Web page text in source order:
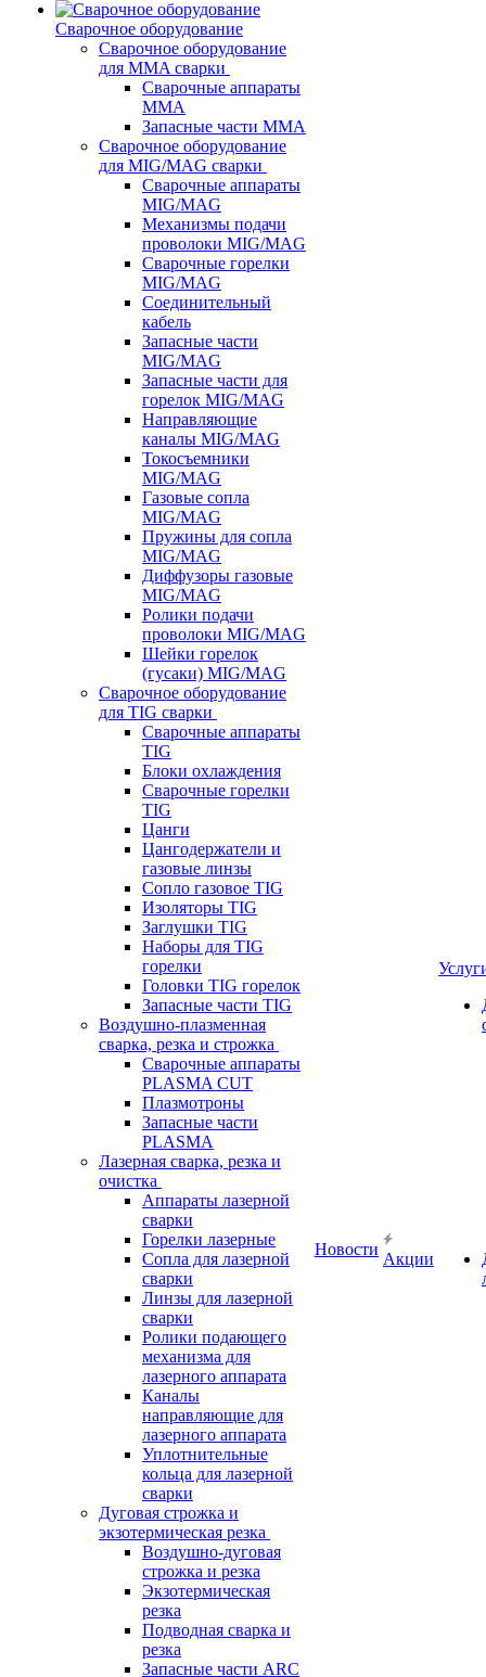
Сварочное оборудование
Сварочное оборудование
для MMA сварки
Сварочные аппараты
MMA
Запасные части MMA
Сварочное оборудование
для MIG/MAG сварки
Сварочные аппараты
MIG/MAG
Механизмы подачи
проволоки MIG/MAG
Сварочные горелки
MIG/MAG
Соединительный
кабель
Запасные части
MIG/MAG
Запасные части для
горелок MIG/MAG
Направляющие
каналы MIG/MAG
Токосъемники
MIG/MAG
Газовые сопла
MIG/MAG
Пружины для сопла
MIG/MAG
Диффузоры газовые
MIG/MAG
Ролики подачи
проволоки MIG/MAG
Шейки горелок
(гусаки) MIG/MAG
Сварочное оборудование
для TIG сварки
Сварочные аппараты
TIG
Блоки охлаждения
Сварочные горелки
TIG
Цанги
Цангодержатели и
газовые линзы
Сопло газовое TIG
Изоляторы TIG
Заглушки TIG
Наборы для TIG
горелки
Головки TIG горелок
Запасные части TIG
Воздушно-плазменная
сварка, резка и строжка
Сварочные аппараты
PLASMA CUT
Плазмотроны
Запасные части
PLASMA
Лазерная сварка, резка и
очистка
Аппараты лазерной
сварки
Горелки лазерные
Сопла для лазерной
сварки
Линзы для лазерной
сварки
Ролики подающего
механизма для
лазерного аппарата
Каналы
направляющие для
лазерного аппарата
Уплотнительные
кольца для лазерной
сварки
Дуговая строжка и
экзотермическая резка
Воздушно-дуговая
строжка и резка
Экзотермическая
резка
Подводная сварка и
резка
Запасные части ARC
Новости
Акции